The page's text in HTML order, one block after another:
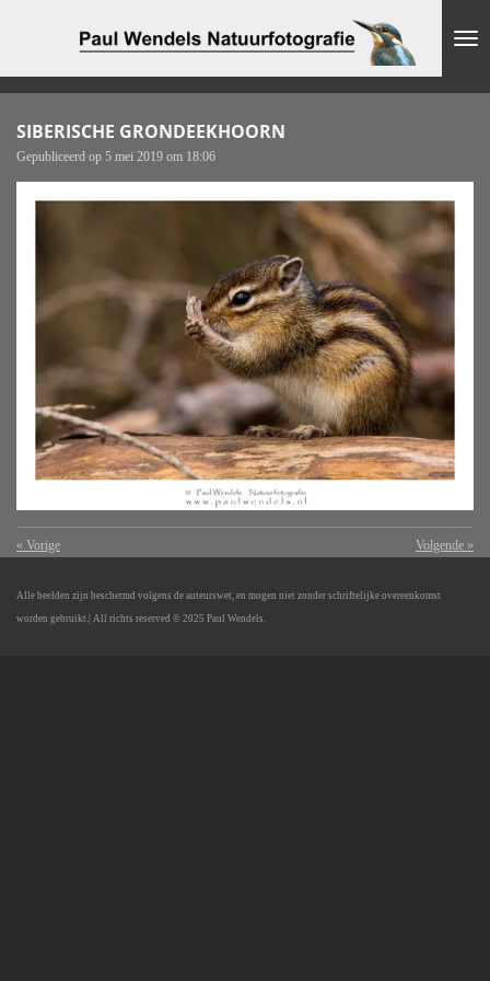
de
SIBERISCHE GRONDEEKHOORN
Gepubliceerd op 5 mei 2019 om 18:06
« Vorige Volgende »
Alle beelden zijn beschermd volgens de auteurswet, en mogen niet zonder schriftelijke overeenkomst
worden gebruikt. | All richts reserved © 2025 Paul Wendels.